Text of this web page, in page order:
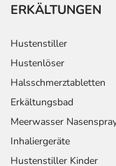
ERKÄLTUNGEN
Hustenstiller
Hustenlöser
Halsschmerztabletten
Erkältungsbad
Meerwasser
Inhaliergeräte
Hustenstiller Kinder